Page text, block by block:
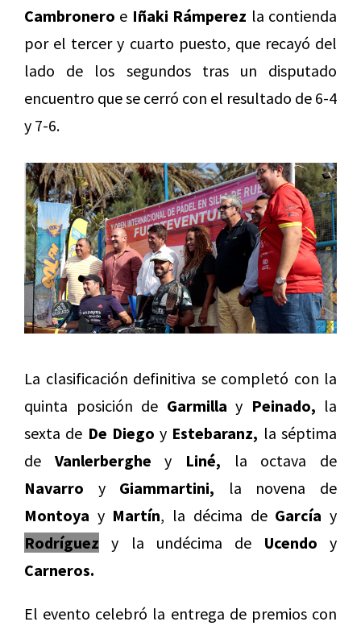
Cambronero e Iñaki Rámperez la contienda
por el tercer y cuarto puesto, que recayó del
lado de los segundos tras un disputado
encuentro que se cerró con el resultado de 6-4
y 7-6.
La clasificación definitiva se completó con la
quinta posición de Garmilla y Peinado, la
sexta de De Diego y Estebaranz, la séptima
de Vanlerberghe y Liné, la octava de
Navarro y Giammartini, la novena de
Montoya y Martín, la décima de García y
Rodríguez y la undécima de Ucendo y
Carneros.
El evento celebró la entrega de premios con